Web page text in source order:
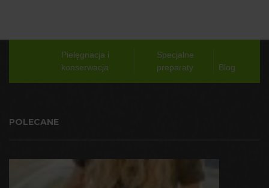
Pielęgnacja i
konserwacja
Specjalne
preparaty
Blog
POLECANE